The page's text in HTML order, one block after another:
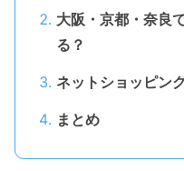
大阪・京都・奈良
る？
ネットショッピン
まとめ